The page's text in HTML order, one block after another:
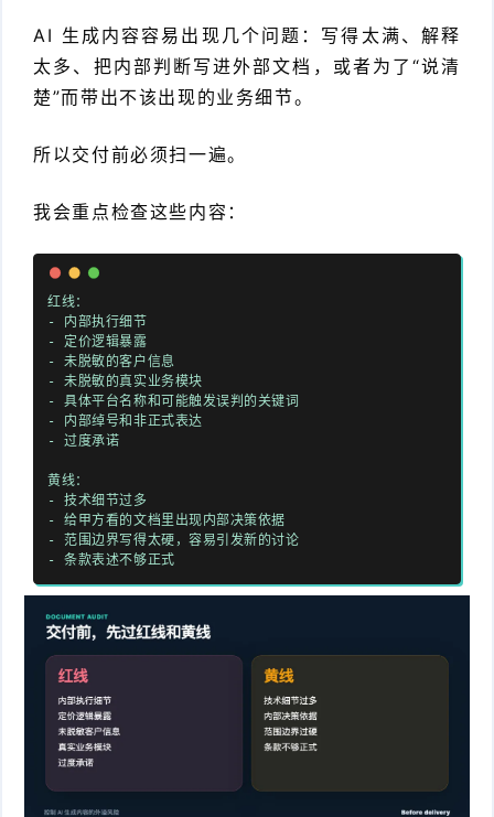
AI 生成内容容易出现几个问题：写得太满、解释
太多、把内部判断写进外部文档，或者为了“说清
楚”而带出不该出现的业务细节。
所以交付前必须扫一遍。
我会重点检查这些内容：
红线：
- 内部执行细节
- 定价逻辑暴露
- 未脱敏的客户信息
- 未脱敏的真实业务模块
- 具体平台名称和可能触发误判的关键词
- 内部绰号和非正式表达
- 过度承诺
黄线：
- 技术细节过多
- 给甲方看的文档里出现内部决策依据
- 范围边界写得太硬，容易引发新的讨论
- 条款表述不够正式